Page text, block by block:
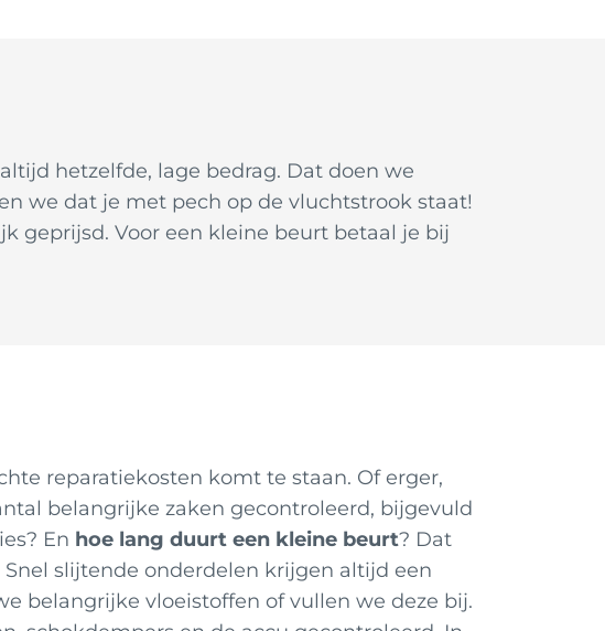
hetzelfde, lage bedrag. Dat doen we
we dat je met pech op de vluchtstrook staat!
geprijsd. Voor een kleine beurt betaal je bij
reparatiekosten komt te staan. Of erger,
belangrijke zaken gecontroleerd, bijgevuld
En hoe lang duurt een kleine beurt? Dat
slijtende onderdelen krijgen altijd een
belangrijke vloeistoffen of vullen we deze bij.